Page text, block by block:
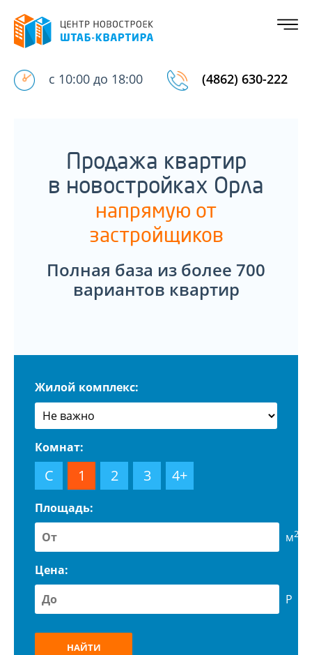
с 10:00 до 18:00 (4862) 630-222
Продажа квартир
в новостройках Орла
напрямую от
застройщиков
Полная база из более 700
вариантов квартир
Жилой комплекс:
Комнат:
С 1 2 3 4+
Площадь:
м2
Цена:
Р
НАЙТИ